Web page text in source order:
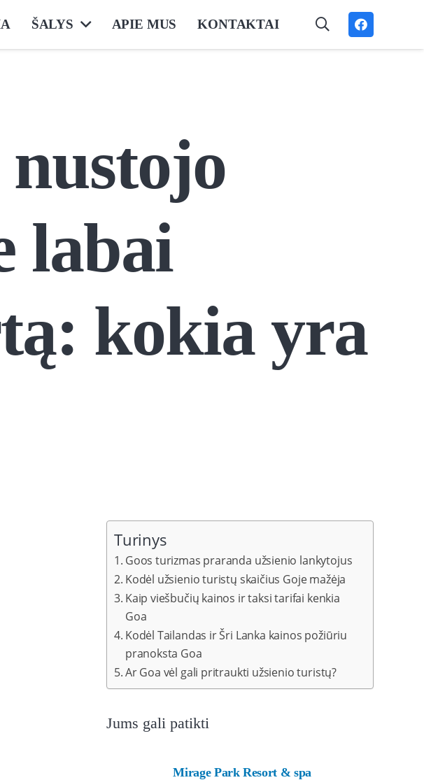
ŠALYS APIE MUS KONTAKTAI
labai
kokia yra
Turinys
Goos turizmas praranda užsienio lankytojus
Kodėl užsienio turistų skaičius Goje mažėja
Kaip viešbučių kainos ir taksi tarifai kenkia
Goa
Kodėl Tailandas ir Šri Lanka kainos požiūriu
pranoksta Goa
Ar Goa vėl gali pritraukti užsienio turistų?
Jums gali patikti
Mirage Park Resort & spa